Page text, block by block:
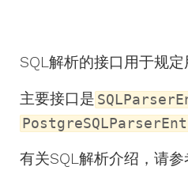
SQL解析的接口用于规定
主要接口是
有关SQL解析介绍，请参